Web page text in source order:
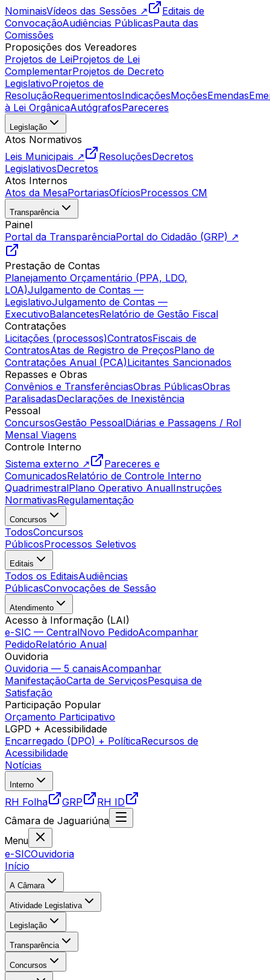
NominaisVídeos das Sessões ↗
Editais de
ConvocaçãoAudiências PúblicasPauta das
Comissões
Proposições dos Vereadores
Projetos de LeiProjetos de Lei
ComplementarProjetos de Decreto
LegislativoProjetos de
ResoluçãoRequerimentosIndicaçõesMoçõesEmendas
à Lei OrgânicaAutógrafosPareceres
Legislação
Atos Normativos
Leis Municipais ↗
ResoluçõesDecretos
LegislativosDecretos
Atos Internos
Atos da MesaPortariasOfíciosProcessos CM
Transparência
Painel
Portal da TransparênciaPortal do Cidadão (GRP) ↗
Prestação de Contas
Planejamento Orçamentário (PPA, LDO,
LOA)Julgamento de Contas —
LegislativoJulgamento de Contas —
ExecutivoBalancetesRelatório de Gestão Fiscal
Contratações
Licitações (processos)ContratosFiscais de
ContratosAtas de Registro de PreçosPlano de
Contratações Anual (PCA)Licitantes Sancionados
Repasses e Obras
Convênios e TransferênciasObras PúblicasObras
ParalisadasDeclarações de Inexistência
Pessoal
ConcursosGestão PessoalDiárias e Passagens / Rol
Mensal Viagens
Controle Interno
Sistema externo ↗
Pareceres e
ComunicadosRelatório de Controle Interno
QuadrimestralPlano Operativo AnualInstruções
NormativasRegulamentação
Concursos
TodosConcursos
PúblicosProcessos Seletivos
Editais
Todos os EditaisAudiências
PúblicasConvocações de Sessão
Atendimento
Acesso à Informação (LAI)
e-SIC — CentralNovo PedidoAcompanhar
PedidoRelatório Anual
Ouvidoria
Ouvidoria — 5 canaisAcompanhar
ManifestaçãoCarta de ServiçosPesquisa de
Satisfação
Participação Popular
Orçamento Participativo
LGPD + Acessibilidade
Encarregado (DPO) + PolíticaRecursos de
Acessibilidade
Notícias
Interno
RH Folha GRP
RH ID
Câmara de Jaguariúna
Menu
e-SICOuvidoria
Início
A Câmara
Atividade Legislativa
Legislação
Transparência
Concursos